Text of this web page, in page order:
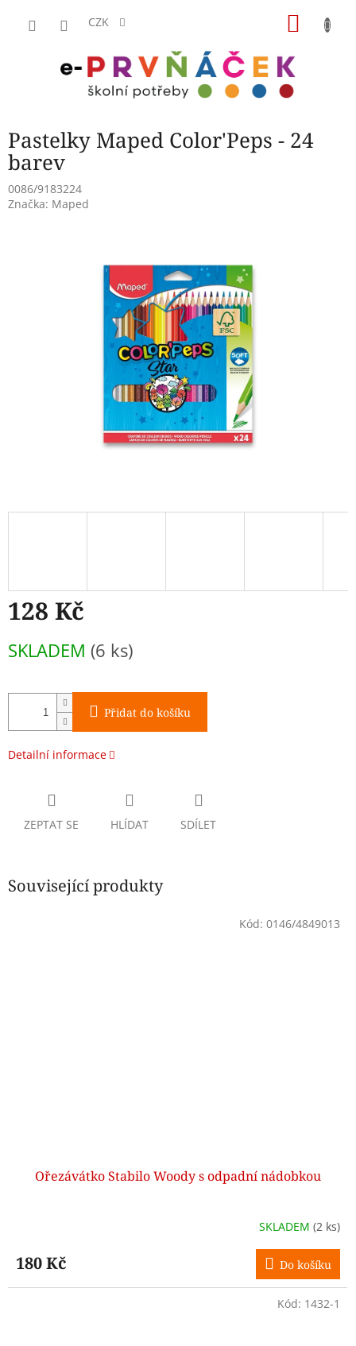
CZK
Pastelky Maped Color'Peps - 24
barev
0086/9183224
Značka: Maped
128 Kč
cena:
SKLADEM (6 ks)
Přidat do košíku
Detailní informace
ZEPTAT SE HLÍDAT SDÍLET
Související produkty
Ořezávátko Stabilo Woody s odpadní nádobkou
SKLADEM (2 ks)
180 Kč Do košíku
Kód: 0146/4849013
Kód: 1432-1